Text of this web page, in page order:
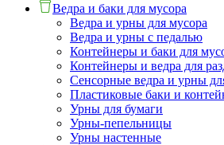
Ведра и баки для мусора
Ведра и урны для мусора
Ведра и урны с педалью
Контейнеры и баки для
Контейнеры и ведра для
Сенсорные ведра и урны
Пластиковые баки и
Урны для бумаги
Урны-пепельницы
Урны настенные